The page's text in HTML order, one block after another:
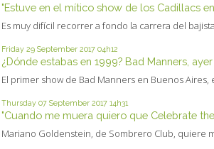
"Estuve en el mítico show de los Cadillacs
Es muy difícil recorrer a fondo la carrera del
Friday 29 September 2017 04h12
¿Dónde estabas en 1999? Bad Manners,
El primer show de Bad Manners en Buenos Aires,
Thursday 07 September 2017 14h31
"Cuando me muera quiero que Celebrate
Mariano Goldenstein, de Sombrero Club, quiere